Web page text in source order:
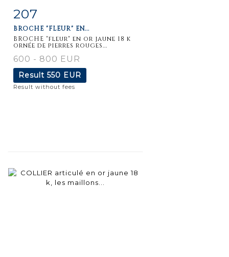
Item detail
207
BROCHE "FLEUR" EN...
BROCHE "fleur" en or jaune 18 k
ornée de pierres rouges...
600 - 800 EUR
Result 550 EUR
Result without fees